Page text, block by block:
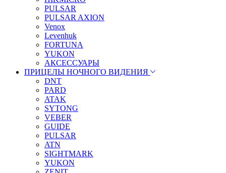
PULSAR
PULSAR AXION
Venox
Levenhuk
FORTUNA
YUKON
АКСЕССУАРЫ
ПРИЦЕЛЫ НОЧНОГО ВИДЕНИЯ
DNT
PARD
ATAK
SYTONG
VEBER
GUIDE
PULSAR
ATN
SIGHTMARK
YUKON